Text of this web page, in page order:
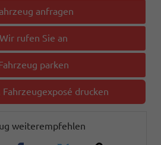
anfragen
Wir rufen Sie an
parken
Fahrzeugexposé drucken
weiterempfehlen